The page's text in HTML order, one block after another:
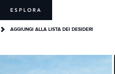
ESPLORA
AGGIUNGI ALLA LISTA DEI DESIDERI